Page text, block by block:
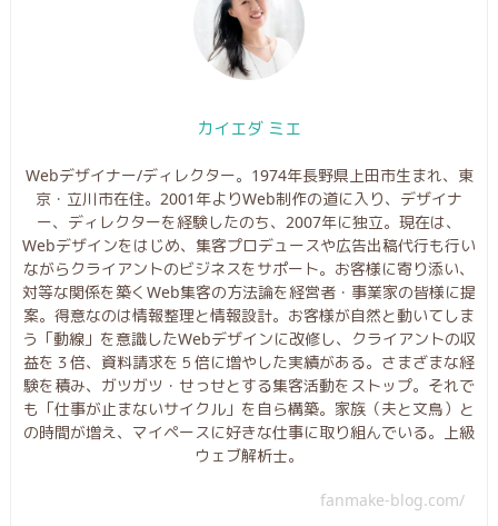
カイエダ ミエ
Webデザイナー/ディレクター。1974年長野県上田市生まれ、東
京・立川市在住。2001年よりWeb制作の道に入り、デザイナ
ー、ディレクターを経験したのち、2007年に独立。現在は、
Webデザインをはじめ、集客プロデュースや広告出稿代行も行い
ながらクライアントのビジネスをサポート。お客様に寄り添い、
対等な関係を築くWeb集客の方法論を経営者・事業家の皆様に提
案。得意なのは情報整理と情報設計。お客様が自然と動いてしま
う「動線」を意識したWebデザインに改修し、クライアントの収
益を３倍、資料請求を５倍に増やした実績がある。さまざまな経
験を積み、ガツガツ・せっせとする集客活動をストップ。それで
も「仕事が止まないサイクル」を自ら構築。家族（夫と文鳥）と
の時間が増え、マイペースに好きな仕事に取り組んでいる。上級
ウェブ解析士。
fanmake-blog.com/